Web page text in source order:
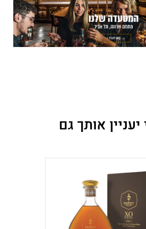
יעניין אותך גם